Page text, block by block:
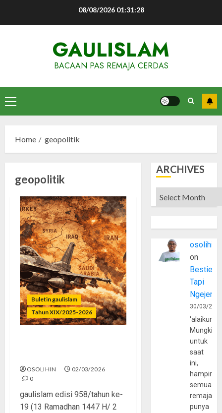
08/08/2026 01:31:29
GAULISLAM
BACAAN PAS REMAJA CERDAS
Primary
Menu
Home geopolitik
geopolitik
Buletin gaulislam
Tahun XIX/2025-2026
OSOLIHIN
02/03/2026
0
gaulislam edisi 958/tahun ke-
19 (13 Ramadhan 1447 H/ 2
ARCHIVES
Archives
osolihin
on
Bestie
Tapi
30/03/
Mungkin
untuk
saat
ini,
hampir
semua
remaja
punya